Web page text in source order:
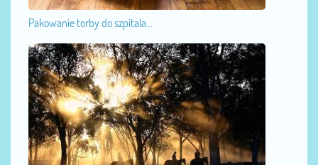
Pakowanie torby do szpitala...